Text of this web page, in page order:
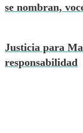
se nombran,
Justicia para
responsabilidad